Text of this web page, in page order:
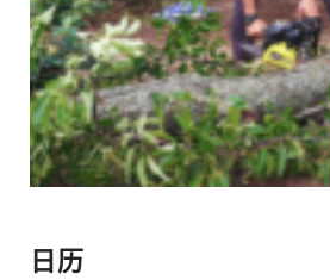
日历